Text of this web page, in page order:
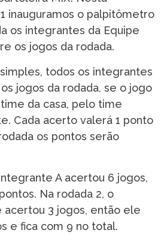
inauguramos o palpitômetro
os integrantes da Equipe
os jogos da rodada.
todos os integrantes
jogos da rodada, se o jogo
da casa, pelo time
Cada acerto valerá 1 ponto
os pontos serão
A acertou 6 jogos,
Na rodada 2, o
3 jogos, então ele
e fica com 9 no total.